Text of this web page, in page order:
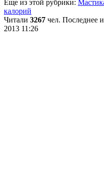
Еще из этой рубрики:
калорий
Читали 3267 чел. Последнее
2013 11:26